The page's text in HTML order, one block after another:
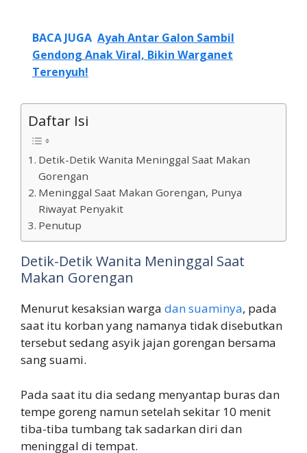
BACA JUGA Ayah Antar Galon Sambil
Gendong Anak Viral, Bikin Warganet
Terenyuh!
Daftar Isi
Detik-Detik Wanita Meninggal Saat Makan
Gorengan
Meninggal Saat Makan Gorengan, Punya
Riwayat Penyakit
Penutup
Detik-Detik Wanita Meninggal Saat
Makan Gorengan
Menurut kesaksian warga dan suaminya, pada
saat itu korban yang namanya tidak disebutkan
tersebut sedang asyik jajan gorengan bersama
sang suami.
Pada saat itu dia sedang menyantap buras dan
tempe goreng namun setelah sekitar 10 menit
tiba-tiba tumbang tak sadarkan diri dan
meninggal di tempat.